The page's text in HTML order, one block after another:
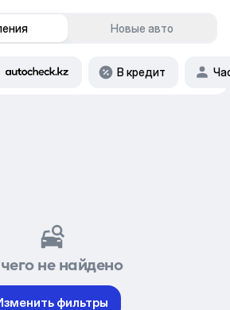
Новые авто
В кредит
не найдено
фильтры